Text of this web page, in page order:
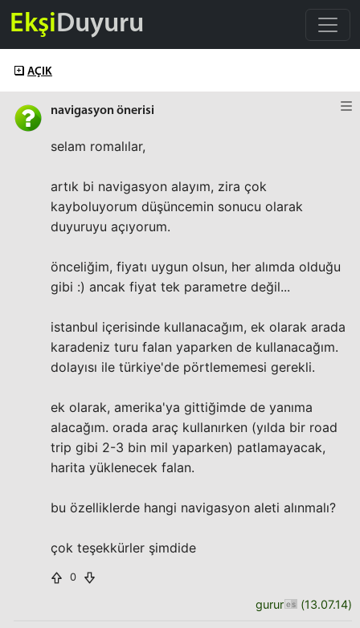
EkşiDuyuru
AÇIK
navigasyon önerisi
selam romalılar,
artık bi navigasyon alayım, zira çok
kayboluyorum düşüncemin sonucu olarak
duyuruyu açıyorum.
önceliğim, fiyatı uygun olsun, her alımda olduğu
gibi :) ancak fiyat tek parametre değil...
istanbul içerisinde kullanacağım, ek olarak arada
karadeniz turu falan yaparken de kullanacağım.
dolayısı ile türkiye'de pörtlememesi gerekli.
ek olarak, amerika'ya gittiğimde de yanıma
alacağım. orada araç kullanırken (yılda bir road
trip gibi 2-3 bin mil yaparken) patlamayacak,
harita yüklenecek falan.
bu özelliklerde hangi navigasyon aleti alınmalı?
çok teşekkürler şimdide
0
gurur (13.07.14)